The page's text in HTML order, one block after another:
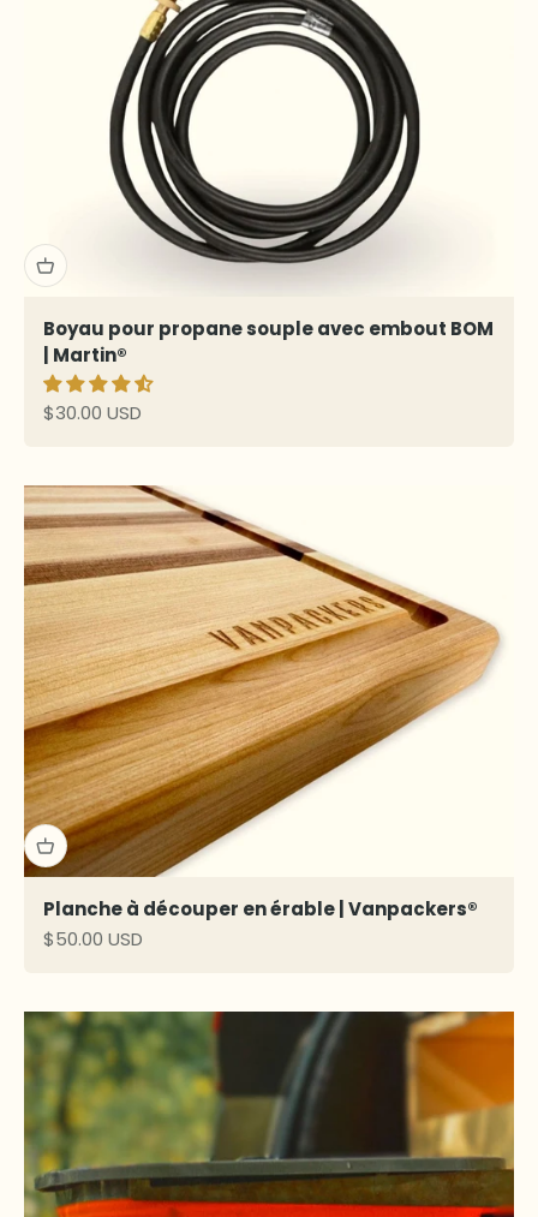
Boyau pour propane souple avec embout BOM
| Martin®
Prix de vente
$30.00 USD
Planche à découper en érable | Vanpackers®
Prix de vente
$50.00 USD